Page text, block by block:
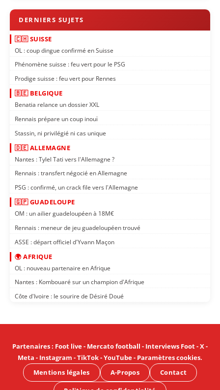
🇨🇭 SUISSE
OL : coup dingue confirmé en Suisse
Phénomène suisse : feu vert pour le PSG
Prodige suisse : feu vert pour Rennes
🇧🇪 BELGIQUE
Benatia relance un dossier XXL
Rennais prépare un coup inouï
Stassin, ni privilégié ni cas unique
🇩🇪 ALLEMAGNE
Nantes : Tylel Tati vers l'Allemagne ?
Rennais : transfert négocié en Allemagne
PSG : confirmé, un crack file vers l'Allemagne
🇬🇵 GUADELOUPE
OM : un ailier guadeloupéen à 18M€
Rennais : meneur de jeu guadeloupéen trouvé
ASSE : départ officiel d'Yvann Maçon
🌍 AFRIQUE
OL : nouveau partenaire en Afrique
Nantes : Kombouaré sur un champion d'Afrique
Côte d'Ivoire : le sourire de Désiré Doué
Partenaires: Foot live- Mercato football - Interviews Foot-X-
Meta - Instagram -TikTok-YouTube- Paramètres cookies.
Mentions légales
A-Propos Contact